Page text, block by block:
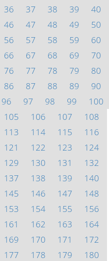
36 37 38 39
40
46 47 48 49
50
56 57 58 59
60
66 67 68 69
70
76 77 78 79
80
86 87 88 89
90
96 97 98 99
100
105 106 107
108
113 114 115
116
121 122 123
124
129 130 131
132
137 138 139
140
145 146 147
148
153 154 155
156
161 162 163
164
169 170 171
172
177 178 179
180